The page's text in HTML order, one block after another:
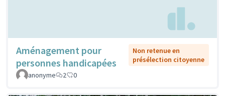
Aménagement pour
personnes handicapées
Non retenue en
présélection citoyenne
anonyme
2 0